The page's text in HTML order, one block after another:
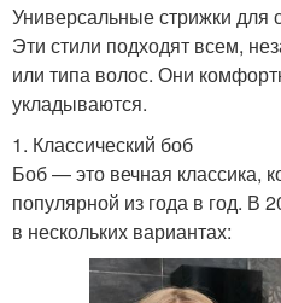
Универсальные стрижки для
Эти стили подходят всем,
или типа волос. Они
укладываются.
1. Классический боб
Боб — это вечная классика,
популярной из года в год. В
в нескольких вариантах: